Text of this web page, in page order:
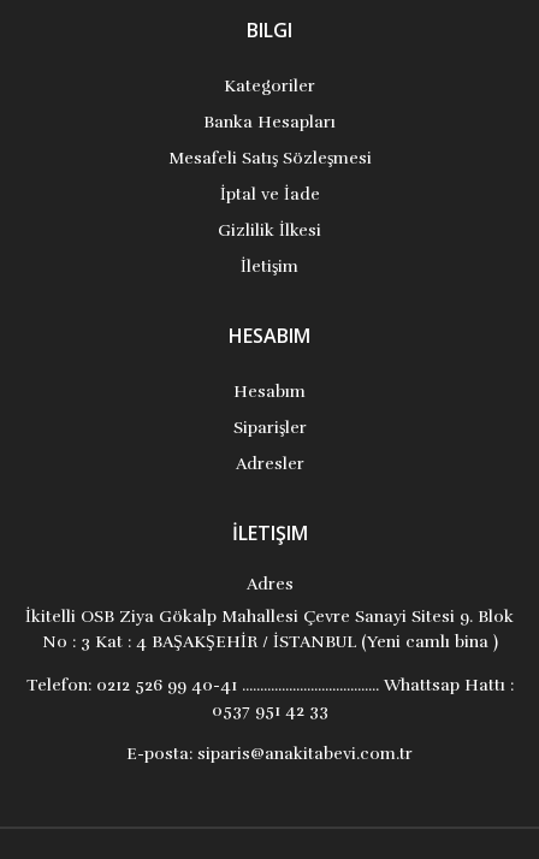
BILGI
Kategoriler
Banka Hesapları
Mesafeli Satış Sözleşmesi
İptal ve İade
Gizlilik İlkesi
İletişim
HESABIM
Hesabım
Siparişler
Adresler
İLETIŞIM
Adres
İkitelli OSB Ziya Gökalp Mahallesi Çevre Sanayi Sitesi 9. Blok
No : 3 Kat : 4 BAŞAKŞEHİR / İSTANBUL (Yeni camlı bina )
Telefon:0212 526 99 40-41 ...................................... Whattsap Hattı :
0537 951 42 33
E-posta: siparis@anakitabevi.com.tr